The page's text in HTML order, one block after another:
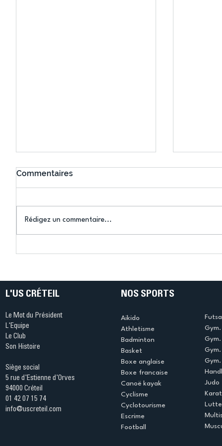
Commentaires
Rédigez un commentaire...
L'US CRÉTEIL
Le Mot du Président
L'Equipe
Le Club
Son Histoire
Siège social
5 rue d'Estienne d'Orves
94000 Créteil
01 42 07 15 74
info@uscreteil.com
NOS SPORTS
Aikido
Athletisme
Badminton
Basket
Boxe anglaise
Boxe francaise
Canoë kayak
Cyclisme
Cyclotourisme
Escrime
Football
Judo
Lutte